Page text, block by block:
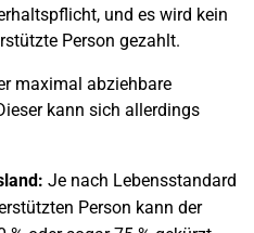
und es wird kein
Person gezahlt.
maximal abziehbare
kann sich allerdings
Je nach Lebensstandard
Person kann der